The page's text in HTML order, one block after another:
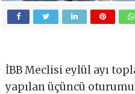
İBB Meclisi eylül ayı
yapılan üçüncü